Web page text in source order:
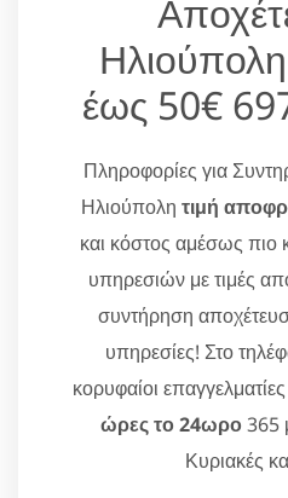
έως 50€
Πληροφορίες για
Ηλιούπολη τιμή
και κόστος αμέσως πιο
υπηρεσιών με τιμές
συντήρηση
υπηρεσίες! Στο
κορυφαίοι
ώρες το 24ωρο365
Κυριακές